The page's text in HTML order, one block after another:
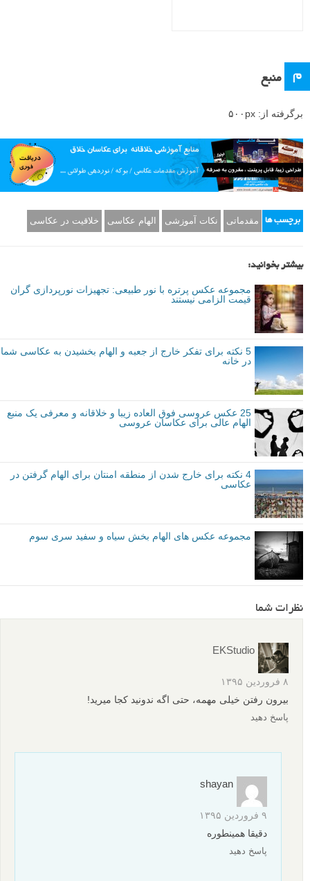
م منبع
برگرفته از: ۵۰۰px
برچسب ها مقدماتی نکات آموزشی الهام عکاسی خلاقیت در عکاسی
بیشتر بخوانید:
مجموعه عکس پرتره با نور طبیعی: تجهیزات نورپردازی گران
قیمت الزامی نیستند
5 نکته برای تفکر خارج از جعبه و الهام بخشیدن به عکاسی شما
در خانه
25 عکس عروسی فوق العاده زیبا و خلاقانه و معرفی یک منبع
الهام عالی برای عکاسان عروسی
4 نکته برای خارج شدن از منطقه امنتان برای الهام گرفتن در
عکاسی
مجموعه عکس های الهام بخش سیاه و سفید سری سوم
نظرات شما
EKStudio
۸ فروردین ۱۳۹۵
بیرون رفتن خیلی مهمه، حتی اگه ندونید کجا میرید!
پاسخ دهید
shayan
۹ فروردین ۱۳۹۵
دقیقا همینطوره
پاسخ دهید